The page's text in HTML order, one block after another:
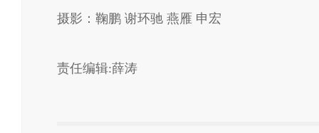
摄影：鞠鹏 谢环驰 燕雁 申宏
责任编辑:薛涛